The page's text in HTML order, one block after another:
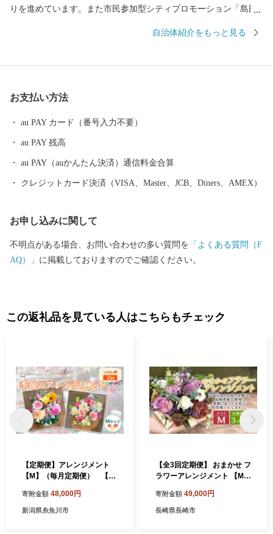
りを進めています。また市民参加型シティプロモーション「島田
街（Ci-TEA）です！ 島田市では地域経済活性化のために、ふる
自治体紹介をもっと見る
お支払い方法
au PAY カード（番号入力不要）
au PAY 残高
au PAY（auかんたん決済）通信料金合算
クレジットカード決済（VISA、Master、JCB、Diners、AMEX）
お申し込みに関して
不明点がある場合、お問い合わせの多い質問を 「よくある質問（F
AQ）」 に掲載しておりますのでご確認ください。
この返礼品を見ている人はこちらもチェック
【定期便】アレンジメント
【M】（毎月定期便） 【選
アレンジメント アレンジメ
ント 季節の花 生花 花 植物
寄附金額 48,000円
新潟県糸魚川市
【全3回定期便】 おまかせ フ
ラワーアレンジメント 【M】
ワー 植物 季節 アレンジ アレ
ンジメント ギフト
寄附金額 49,000円
長崎県長崎市